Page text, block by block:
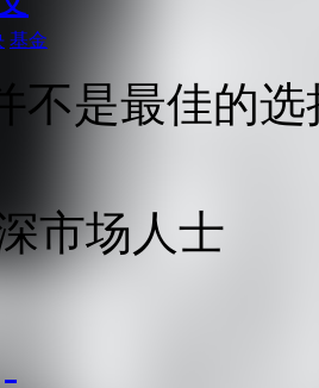
基金
不是最佳的选
市场人士